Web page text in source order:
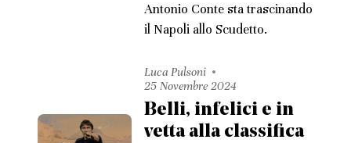
Antonio Conte sta trascinando
il Napoli allo Scudetto.
Luca Pulsoni
25 Novembre 2024
Belli, infelici e in
vetta alla classifica